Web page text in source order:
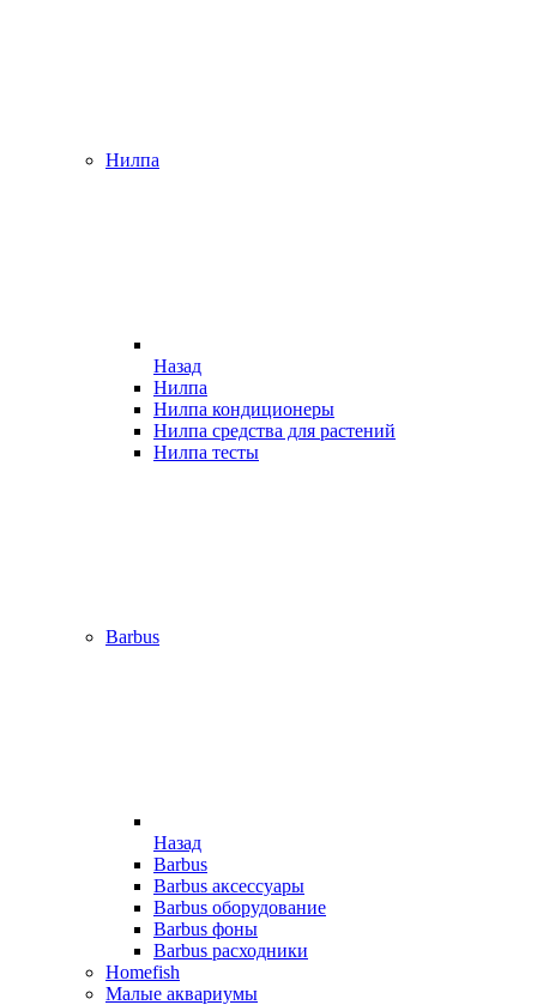
Нилпа
Назад
Нилпа
Нилпа кондиционеры
Нилпа средства для растений
Нилпа тесты
Barbus
Назад
Barbus
Barbus аксессуары
Barbus оборудование
Barbus фоны
Barbus расходники
Homefish
Малые аквариумы